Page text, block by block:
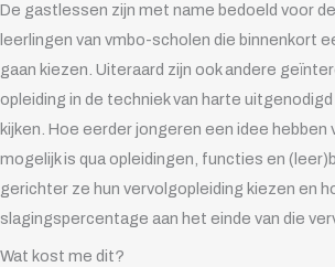
De gastlessen zijn met name bedoeld voor
leerlingen van vmbo-scholen die binnenkort
gaan kiezen. Uiteraard zijn ook andere
opleiding in de techniek van harte
kijken. Hoe eerder jongeren een idee hebben
mogelijk is qua opleidingen, functies en
gerichter ze hun vervolgopleiding kiezen en
slagingspercentage aan het einde van die
Wat kost me dit?